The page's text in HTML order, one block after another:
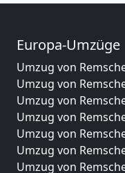
Europa-Umzüge
Umzug von
Umzug von
Umzug von
Umzug von
Umzug von
Umzug von
Umzug von